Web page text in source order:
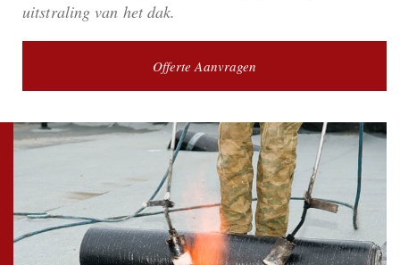
uitstraling van het dak.
Offerte Aanvragen